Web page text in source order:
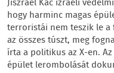
Jiszráel Kac izraeli
hogy harminc magas
terroristái nem teszik le a
az összes túszt, meg
írta a politikus az X-en.
épület lerombolását